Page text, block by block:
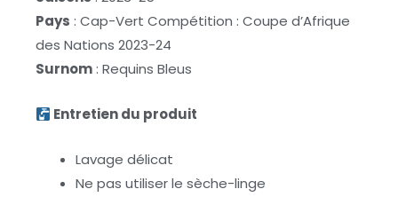
Pays : Cap-Vert Compétition : Coupe d’Afrique
des Nations 2023-24
Surnom: Requins Bleus
Entretien du produit
Lavage délicat
Ne pas utiliser le sèche-linge